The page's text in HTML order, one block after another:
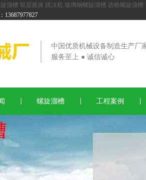
溜槽 双层摇床 跳汰机 玻璃钢螺旋溜槽 选铬螺旋溜槽
溜槽
13687977827
中国优质机械设备制造生产厂
服务至上 ● 诚信诚心
螺旋溜槽 工程案例